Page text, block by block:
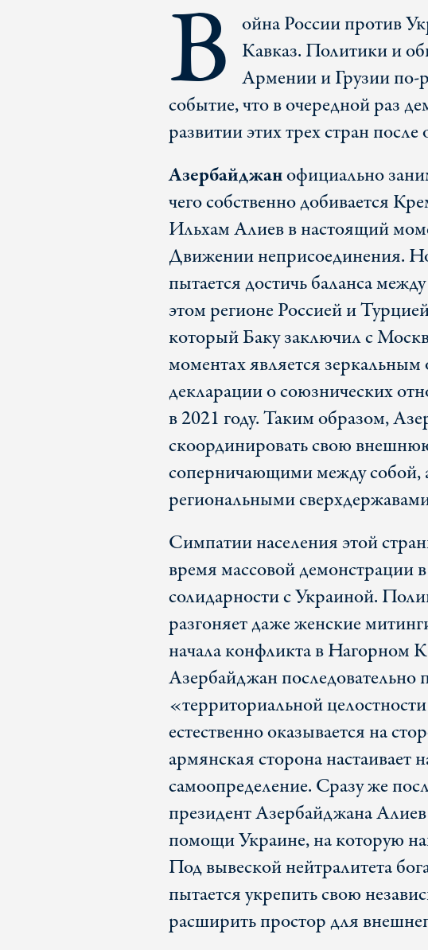
В ойна России против
Кавказ. Политики и
Армении и Грузии по-
событие, что в очередной раз
развитии этих трех стран
Азербайджанофициально
чего собственно добивается
Ильхам Алиев в настоящий
Движении неприсоединения.
пытается достичь баланса
этом регионе Россией и
который Баку заключил с
моментах является
декларации о союзнических
в 2021 году. Таким образом,
скоординировать свою
соперничающими между собой,
региональными
Симпатии населения этой
время массовой демонстрации
солидарности с Украиной.
разгоняет даже женские
начала конфликта в Нагорном
Азербайджан
«территориальной
естественно оказывается на
армянская сторона настаивает
самоопределение. Сразу же
президент Азербайджана
помощи Украине, на которую
Под вывеской нейтралитета
пытается укрепить свою
расширить простор для